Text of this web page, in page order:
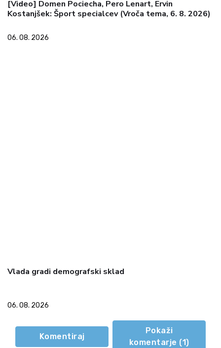
[Video] Domen Pociecha, Pero Lenart, Ervin
Kostanjšek: Šport specialcev (Vroča tema, 6. 8. 2026)
06. 08. 2026
Vlada gradi demografski sklad
06. 08. 2026
Komentiraj
Pokaži
komentarje (1)